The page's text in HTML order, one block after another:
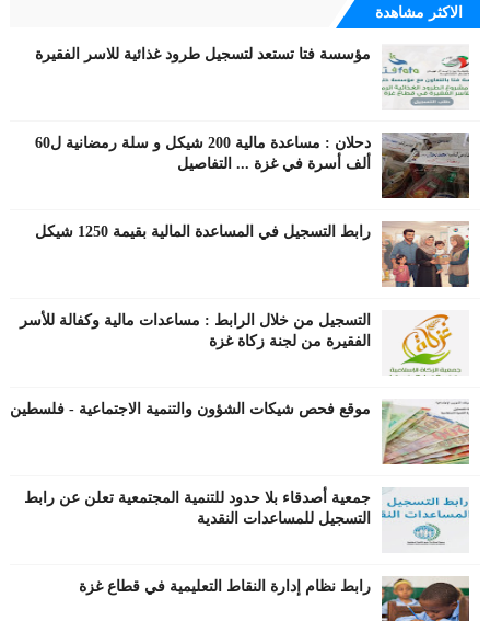
الاكثر مشاهدة
مؤسسة فتا تستعد لتسجيل طرود غذائية للاسر الفقيرة
دحلان : مساعدة مالية 200 شيكل و سلة رمضانية ل60
ألف أسرة في غزة ... التفاصيل
رابط التسجيل في المساعدة المالية بقيمة 1250 شيكل
التسجيل من خلال الرابط : مساعدات مالية وكفالة للأسر
الفقيرة من لجنة زكاة غزة
موقع فحص شيكات الشؤون والتنمية الاجتماعية - فلسطين
جمعية أصدقاء بلا حدود للتنمية المجتمعية تعلن عن رابط
التسجيل للمساعدات النقدية
رابط نظام إدارة النقاط التعليمية في قطاع غزة